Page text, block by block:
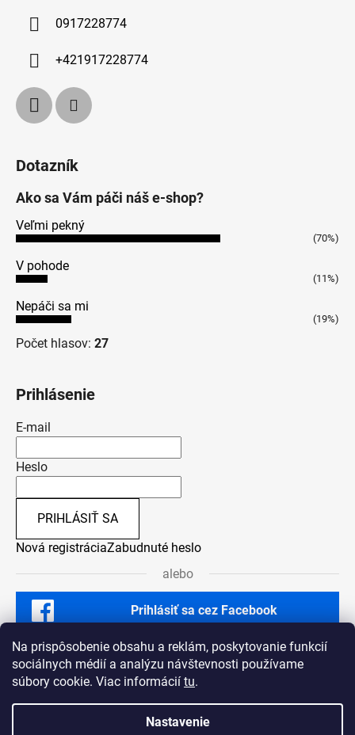
Na prispôsobenie obsahu a reklám, poskytovanie funkcií
sociálnych médií a analýzu návštevnosti používame
súbory cookie. Viac informácií tu.
Nastavenie
0917228774
+421917228774
Dotazník
Ako sa Vám páči náš e-shop?
Veľmi pekný
(70%)
V pohode
(11%)
Nepáči sa mi
(19%)
Počet hlasov: 27
Prihlásenie
E-mail
Heslo
PRIHLÁSIŤ SA
Nová registráciaZabudnuté heslo
alebo
Prihlásiť sa cez Facebook